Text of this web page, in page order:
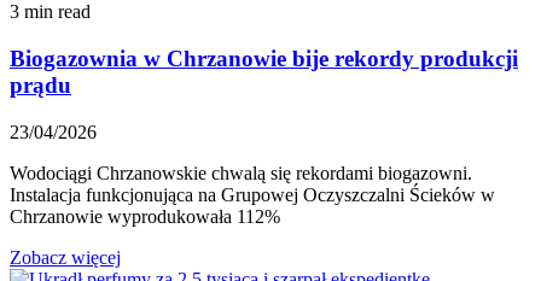
3 min read
Biogazownia w Chrzanowie bije rekordy produkcji
prądu
23/04/2026
Wodociągi Chrzanowskie chwalą się rekordami biogazowni.
Instalacja funkcjonująca na Grupowej Oczyszczalni Ścieków w
Chrzanowie wyprodukowała 112%
Zobacz więcej